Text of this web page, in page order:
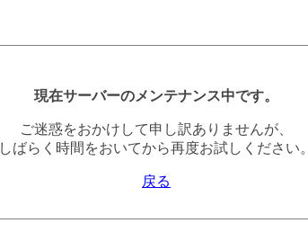
現在サーバーのメンテナンス中です。
ご迷惑をおかけして申し訳ありませんが、
しばらく時間をおいてから再度お試しください。
戻る